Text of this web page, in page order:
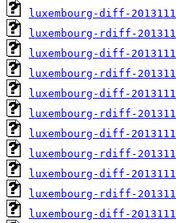
luxembourg-diff-
luxembourg-rdiff-
luxembourg-diff-
luxembourg-rdiff-
luxembourg-diff-
luxembourg-rdiff-
luxembourg-diff-
luxembourg-rdiff-
luxembourg-diff-
luxembourg-rdiff-
luxembourg-diff-